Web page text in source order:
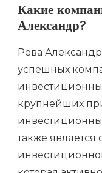
Какие
Александр?
Рева
успешных
крупнейших
также является